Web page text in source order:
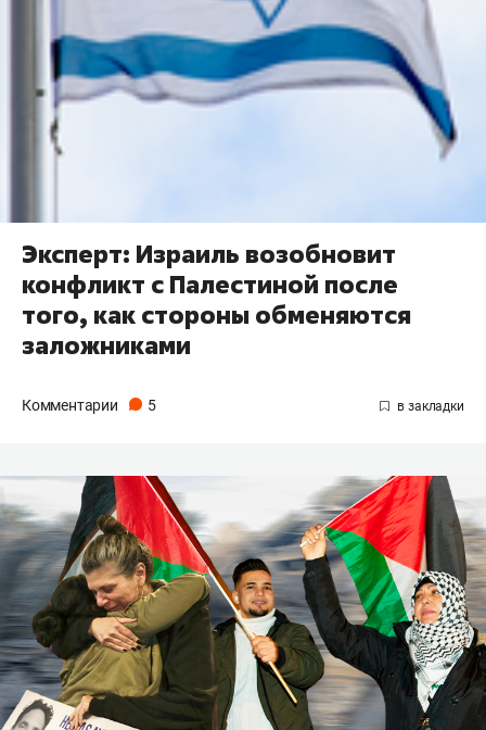
Эксперт: Израиль возобновит
конфликт с Палестиной после
того, как стороны обменяются
заложниками
Комментарии 5